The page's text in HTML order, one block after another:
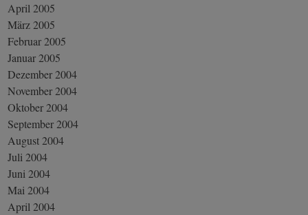
April 2005
März 2005
Februar 2005
Januar 2005
Dezember 2004
November 2004
Oktober 2004
September 2004
August 2004
Juli 2004
Juni 2004
Mai 2004
April 2004